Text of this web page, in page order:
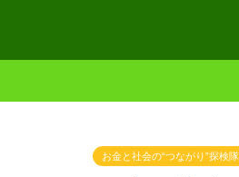
お金と社会の“つながり”探検隊